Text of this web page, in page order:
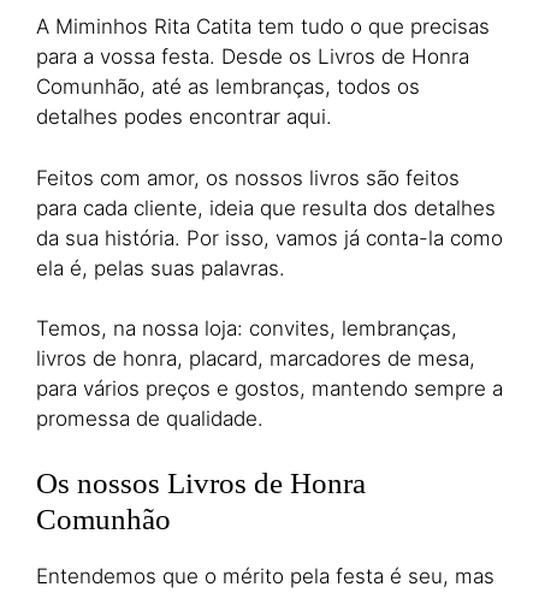
A Miminhos Rita Catita tem tudo o que precisas
para a vossa festa. Desde os Livros de Honra
Comunhão, até as lembranças, todos os
detalhes podes encontrar aqui.
Feitos com amor, os nossos livros são feitos
para cada cliente, ideia que resulta dos detalhes
da sua história. Por isso, vamos já conta-la como
ela é, pelas suas palavras.
Temos, na nossa loja: convites, lembranças,
livros de honra, placard, marcadores de mesa,
para vários preços e gostos, mantendo sempre a
promessa de qualidade.
Os nossos Livros de Honra
Comunhão
Entendemos que o mérito pela festa é seu, mas